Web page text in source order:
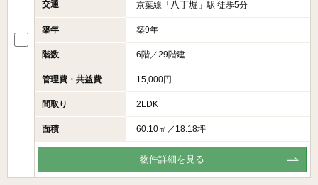
交通 京葉線「 八丁堀 」駅 徒歩5分
築年 築9年
階数 6階／29階建
管理費・共益費 15,000円
間取り 2LDK
面積 60.10㎡／18.18坪
物件詳細を見る